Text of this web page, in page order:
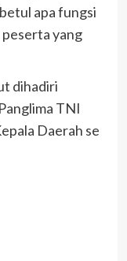
apa fungsi
peserta yang
dihadiri
TNI
Daerah se